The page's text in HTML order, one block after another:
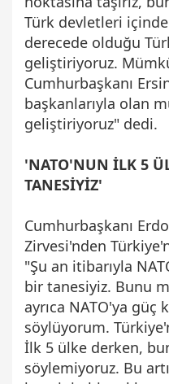
Türk devletleri
derecede olduğu
geliştiriyoruz.
Cumhurbaşkanı
başkanlarıyla olan
geliştiriyoruz" dedi.
'NATO'NUN İLK 5
TANESİYİZ'
Cumhurbaşkanı
Zirvesi'nden
"Şu an itibarıyla
bir tanesiyiz. Bunu
ayrıca NATO'ya güç
söylüyorum.
İlk 5 ülke derken,
söylemiyoruz. Bu